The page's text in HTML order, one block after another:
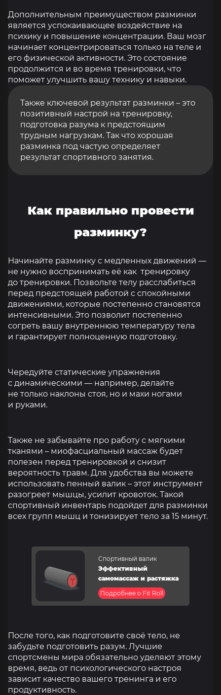
Дополнительным преимуществом разминки
является успокаивающее воздействие на
психику и повышение концентрации. Ваш мозг
начинает концентрироваться только на теле и
его физической активности. Это состояние
продолжится и во время тренировки, что
поможет улучшить вашу технику и навыки.
Также ключевой результат разминки – это
позитивный настрой на тренировку,
подготовка разума к предстоящим
трудным нагрузкам. Так что хорошая
разминка под частую определяет
результат спортивного занятия.
Как правильно провести
разминку?
Начинайте разминку с медленных движений —
не нужно воспринимать её как тренировку
до тренировки. Позвольте телу расслабиться
перед предстоящей работой с спокойными
движениями, которые постепенно становятся
интенсивными. Это позволит постепенно
согреть вашу внутреннюю температуру тела
и гарантирует полноценную подготовку.
Чередуйте статические упражнения
с динамическими — например, делайте
не только наклоны стоя, но и махи ногами
и руками.
Также не забывайте про работу с мягкими
тканями – миофасциальный массаж будет
полезен перед тренировкой и снизит
вероятность травм. Для удобства вы можете
использовать пенный валик – этот инструмент
разогреет мышцы, усилит кровоток. Такой
спортивный инвентарь подойдет для разминки
всех групп мышц и тонизирует тело за 15 минут.
Спортивный валик
Эффективный
самомассаж и растяжка
Подробнее о Fit Roll
После того, как подготовите своё тело, не
забудьте подготовить разум. Лучшие
спортсмены мира обязательно уделяют этому
время, ведь от психологического настроя
зависит качество вашего тренинга и его
продуктивность.